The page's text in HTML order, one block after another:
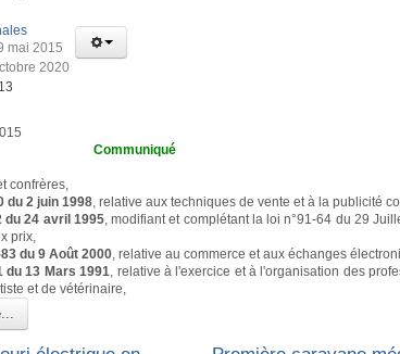
mai 2015
2020
confrères,
du 2 juin 1998 , relative aux techniques de vente et à la publicité
du 24 avril 1995, modifiant et complétant la loi n°91-64 du 29
prix,
du 9 Août 2000 , relative au commerce et aux échanges
du 13 Mars 1991 , relative à l'exercice et à l'organisation des
et de vétérinaire,